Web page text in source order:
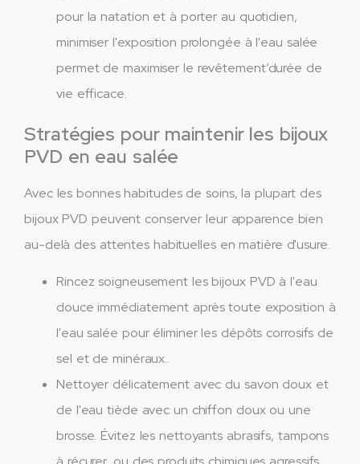
pour la natation et à porter au quotidien,
minimiser l'exposition prolongée à l'eau salée
permet de maximiser le revêtement’durée de
vie efficace.
Stratégies pour maintenir les bijoux
PVD en eau salée
Avec les bonnes habitudes de soins, la plupart des
bijoux PVD peuvent conserver leur apparence bien
au-delà des attentes habituelles en matière d'usure.
Rincez soigneusement les bijoux PVD à l'eau
douce immédiatement après toute exposition à
l'eau salée pour éliminer les dépôts corrosifs de
sel et de minéraux..
Nettoyer délicatement avec du savon doux et
de l'eau tiède avec un chiffon doux ou une
brosse. Évitez les nettoyants abrasifs, tampons